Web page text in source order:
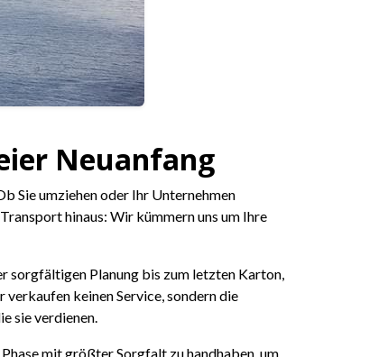
Neuanfang
Sie umziehen oder Ihr Unternehmen
hinaus: Wir kümmern uns um Ihre
sorgfältigen Planung bis zum letzten Karton,
verkaufen keinen Service, sondern die
sie verdienen.
mit größter Sorgfalt zu handhaben, um